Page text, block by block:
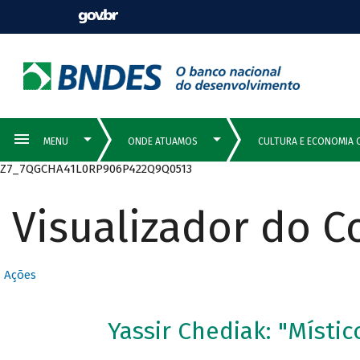
Z7_7QGCHA41L0RP906P422Q9Q0513
Visualizador do
Ações
Yassir Chediak: